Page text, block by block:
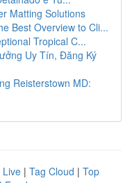
Matting Solutions
Best Overview to Cli...
Tropical C...
Uy Tín, Đăng Ký
Reisterstown MD:
Live | Tag Cloud | Top